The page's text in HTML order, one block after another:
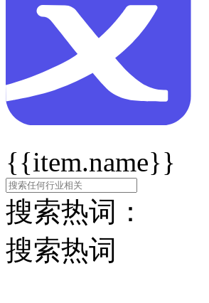
{{item.name}}
搜索热词：
搜索热词